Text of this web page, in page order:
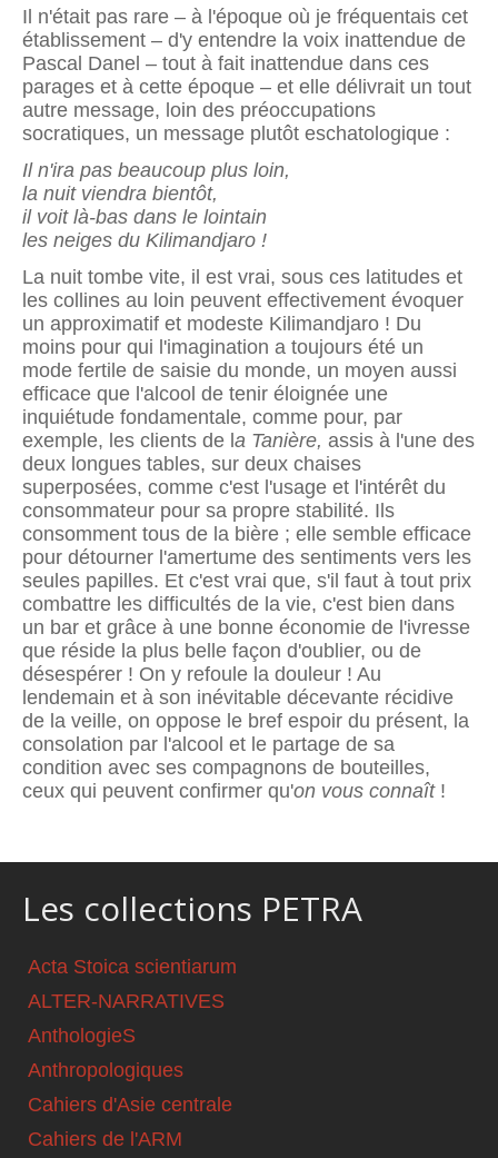
Il n'était pas rare ‒ à l'époque où je fréquentais cet
établissement ‒ d'y entendre la voix inattendue de
Pascal Danel ‒ tout à fait inattendue dans ces
parages et à cette époque ‒ et elle délivrait un tout
autre message, loin des préoccupations
socratiques, un message plutôt eschato­logique :
Il n'ira pas beaucoup plus loin,
la nuit viendra bientôt,
il voit là-bas dans le lointain
les neiges du Kilimandjaro !
La nuit tombe vite, il est vrai, sous ces latitudes et
les collines au loin peuvent effectivement évoquer
un approxi­matif et modeste Kilimandjaro ! Du
moins pour qui l'ima­gination a toujours été un
mode fertile de saisie du monde, un moyen aussi
efficace que l'alcool de tenir éloignée une
inquiétude fondamentale, comme pour, par
exemple, les clients de l a Tanière, assis à l'une des
deux longues tables, sur deux chaises
superposées, comme c'est l'usage et l'intérêt du
consommateur pour sa propre stabilité. Ils
consomment tous de la bière ; elle semble efficace
pour détourner l'amer­tume des sentiments vers les
seules papilles. Et c'est vrai que, s'il faut à tout prix
combattre les difficultés de la vie, c'est bien dans
un bar et grâce à une bonne économie de l'ivresse
que réside la plus belle façon d'oublier, ou de
désespérer ! On y refoule la douleur ! Au
lendemain et à son inévitable décevante récidive
de la veille, on oppose le bref espoir du présent, la
consolation par l'alcool et le partage de sa
condition avec ses compagnons de bouteilles,
ceux qui peuvent confirmer qu'on vous connaît !
Les collections PETRA
Acta Stoica scientiarum
ALTER-NARRATIVES
AnthologieS
Anthropologiques
Cahiers d'Asie centrale
Cahiers de l'ARM